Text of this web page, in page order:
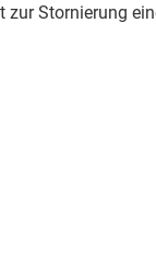
Stornierung